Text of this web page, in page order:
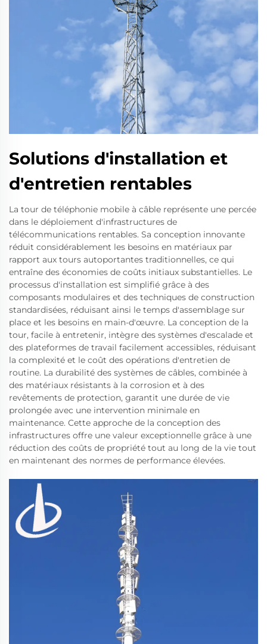
Solutions d'installation et
d'entretien rentables
La tour de téléphonie mobile à câble représente une percée
dans le déploiement d'infrastructures de
télécommunications rentables. Sa conception innovante
réduit considérablement les besoins en matériaux par
rapport aux tours autoportantes traditionnelles, ce qui
entraîne des économies de coûts initiaux substantielles. Le
processus d'installation est simplifié grâce à des
composants modulaires et des techniques de construction
standardisées, réduisant ainsi le temps d'assemblage sur
place et les besoins en main-d'œuvre. La conception de la
tour, facile à entretenir, intègre des systèmes d'escalade et
des plateformes de travail facilement accessibles, réduisant
la complexité et le coût des opérations d'entretien de
routine. La durabilité des systèmes de câbles, combinée à
des matériaux résistants à la corrosion et à des
revêtements de protection, garantit une durée de vie
prolongée avec une intervention minimale en
maintenance. Cette approche de la conception des
infrastructures offre une valeur exceptionnelle grâce à une
réduction des coûts de propriété tout au long de la vie tout
en maintenant des normes de performance élevées.